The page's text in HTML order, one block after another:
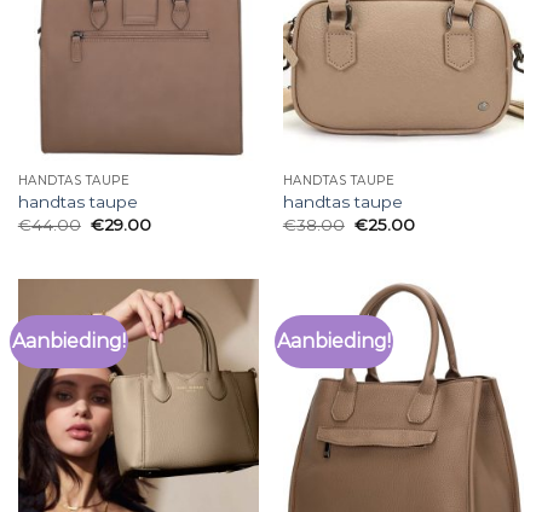
HANDTAS TAUPE
handtas taupe
€44.00 €29.00
HANDTAS TAUPE
handtas taupe
€38.00 €25.00
Aanbieding! Aanbieding!